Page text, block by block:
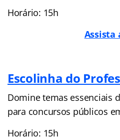
Horário: 15h
Assista
Escolinha do
Domine temas essenciais
para concursos públicos
Horário: 15h